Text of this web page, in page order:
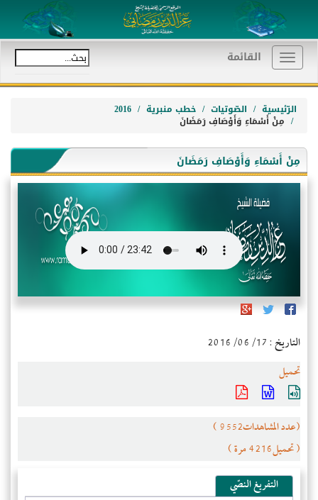
Toggle
navigation
القائمة
الرّئيسية الصّوتيات خطب منبرية 2016
مِنْ أَسْمَاءِ وَأَوْصَافِ رَمَضَانَ
مِنْ أَسْمَاءِ وَأَوْصَافِ رَمَضَانَ
التاريخ : 2016/06/17
تحميل
(عدد المشاهدات9552 )
( تحميل4216 مرة )
التفريغ النصّي